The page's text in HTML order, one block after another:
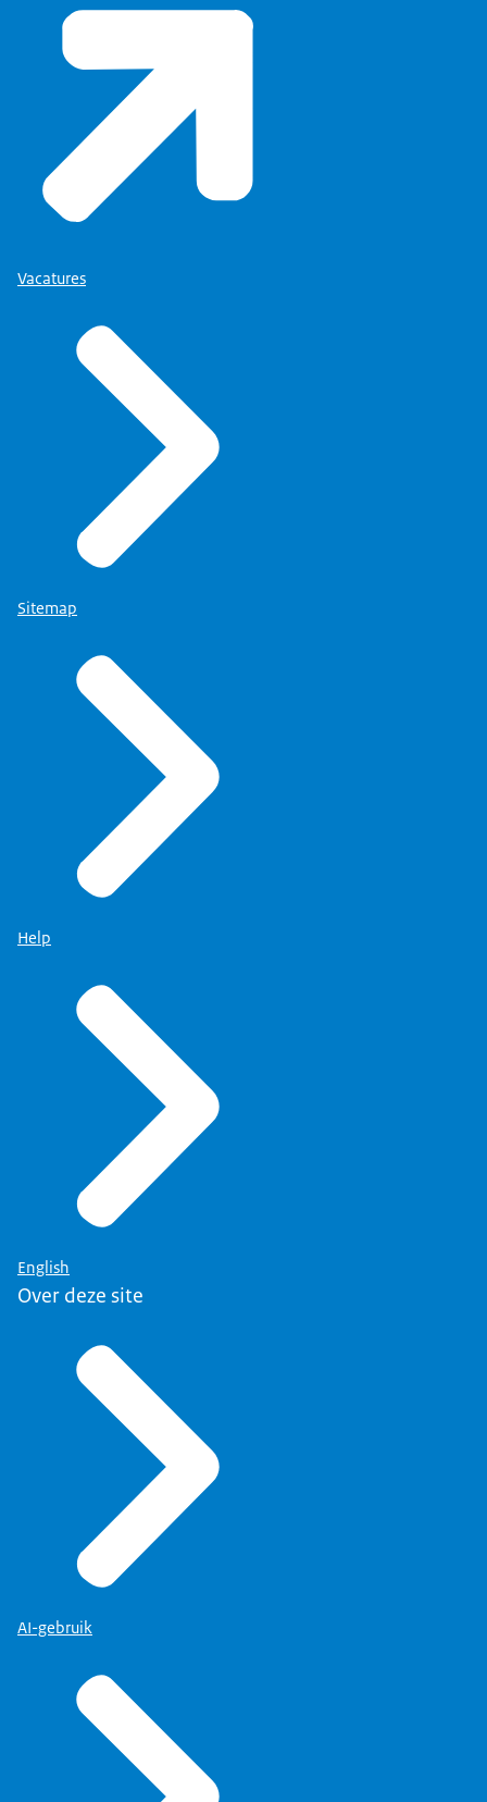
Vacatures
Sitemap
Help
English
Over deze site
AI-gebruik